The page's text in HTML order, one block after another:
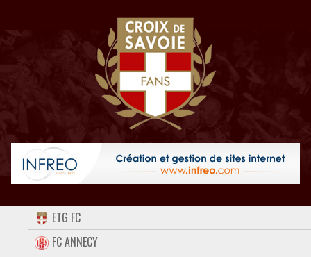
ACCUEIL
FORUM
ETG FC
FC ANNECY